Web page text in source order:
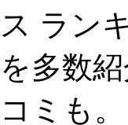
ス ラン
を多数
コミも